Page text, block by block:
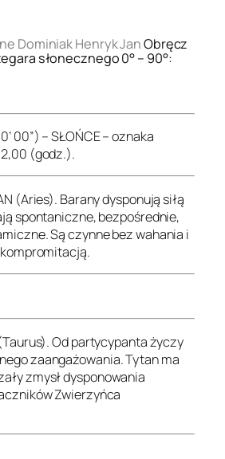
Dominiak Henryk JanObręcz
słonecznego 0° – 90°:
00”) – SŁOŃCE – oznaka
(godz.).
(Aries). Barany dysponują siłą
spontaniczne, bezpośrednie,
Są czynne bez wahania i
(Taurus). Od partycypanta życzy
zaangażowania. Tytan ma
zmysł dysponowania
Zwierzyńca